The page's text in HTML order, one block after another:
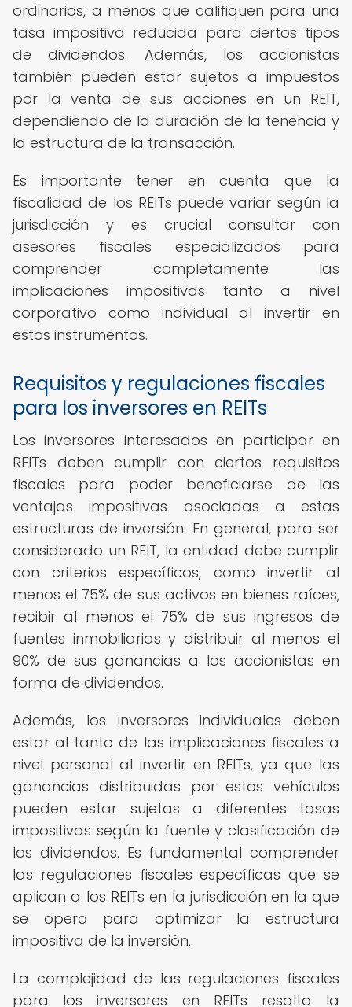
ordinarios, a menos que califiquen para una
tasa impositiva reducida para ciertos tipos
de dividendos. Además, los accionistas
también pueden estar sujetos a impuestos
por la venta de sus acciones en un REIT,
dependiendo de la duración de la tenencia y
la estructura de la transacción.
Es importante tener en cuenta que la
fiscalidad de los REITs puede variar según la
jurisdicción y es crucial consultar con
asesores fiscales especializados para
comprender completamente las
implicaciones impositivas tanto a nivel
corporativo como individual al invertir en
estos instrumentos.
Requisitos y regulaciones fiscales
para los inversores en REITs
Los inversores interesados en participar en
REITs deben cumplir con ciertos requisitos
fiscales para poder beneficiarse de las
ventajas impositivas asociadas a estas
estructuras de inversión. En general, para ser
considerado un REIT, la entidad debe cumplir
con criterios específicos, como invertir al
menos el 75% de sus activos en bienes raíces,
recibir al menos el 75% de sus ingresos de
fuentes inmobiliarias y distribuir al menos el
90% de sus ganancias a los accionistas en
forma de dividendos.
Además, los inversores individuales deben
estar al tanto de las implicaciones fiscales a
nivel personal al invertir en REITs, ya que las
ganancias distribuidas por estos vehículos
pueden estar sujetas a diferentes tasas
impositivas según la fuente y clasificación de
los dividendos. Es fundamental comprender
las regulaciones fiscales específicas que se
aplican a los REITs en la jurisdicción en la que
se opera para optimizar la estructura
impositiva de la inversión.
La complejidad de las regulaciones fiscales
para los inversores en REITs resalta la